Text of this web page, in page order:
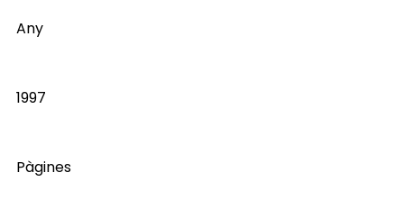
Any
1997
Pàgines